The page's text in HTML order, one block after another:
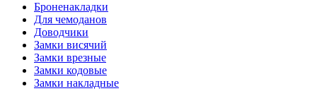
Броненакладки
Для чемоданов
Доводчики
Замки висячий
Замки врезные
Замки кодовые
Замки накладные